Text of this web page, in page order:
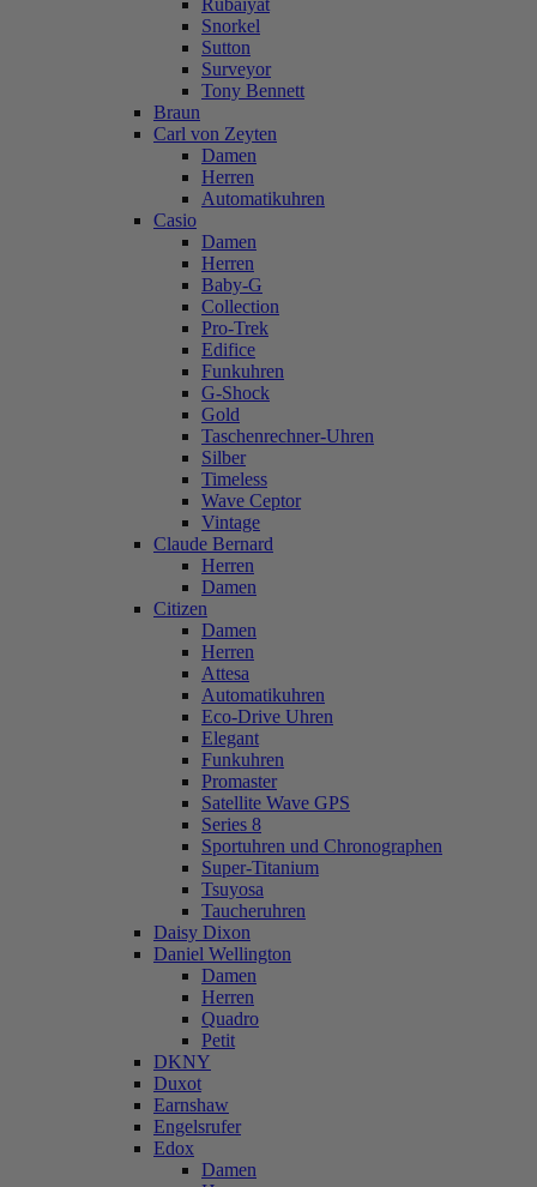
Rubaiyat
Snorkel
Sutton
Surveyor
Tony Bennett
Braun
Carl von Zeyten
Damen
Herren
Automatikuhren
Casio
Damen
Herren
Baby-G
Collection
Pro-Trek
Edifice
Funkuhren
G-Shock
Gold
Taschenrechner-Uhren
Silber
Timeless
Wave Ceptor
Vintage
Claude Bernard
Herren
Damen
Citizen
Damen
Herren
Attesa
Automatikuhren
Eco-Drive Uhren
Elegant
Funkuhren
Promaster
Satellite Wave GPS
Series 8
Sportuhren und Chronographen
Super-Titanium
Tsuyosa
Taucheruhren
Daisy Dixon
Daniel Wellington
Damen
Herren
Quadro
Petit
DKNY
Duxot
Earnshaw
Engelsrufer
Edox
Damen